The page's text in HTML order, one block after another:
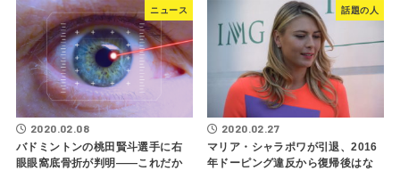
ニュース
2020.02.08
バドミントンの桃田賢斗選手に右
眼眼窩底骨折が判明――これだか
話題の人
2020.02.27
マリア・シャラポワが引退、2016
年ドーピング違反から復帰後はな